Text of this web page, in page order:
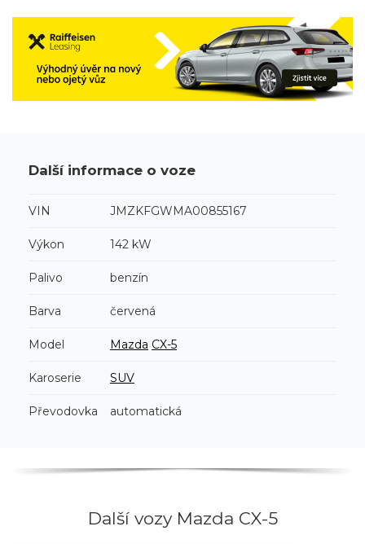
Další informace o voze
VIN JMZKFGWMA00855167
Výkon 142 kW
Palivo benzín
Barva červená
Model Mazda CX-5
Karoserie SUV
Převodovka automatická
Další vozy Mazda CX-5